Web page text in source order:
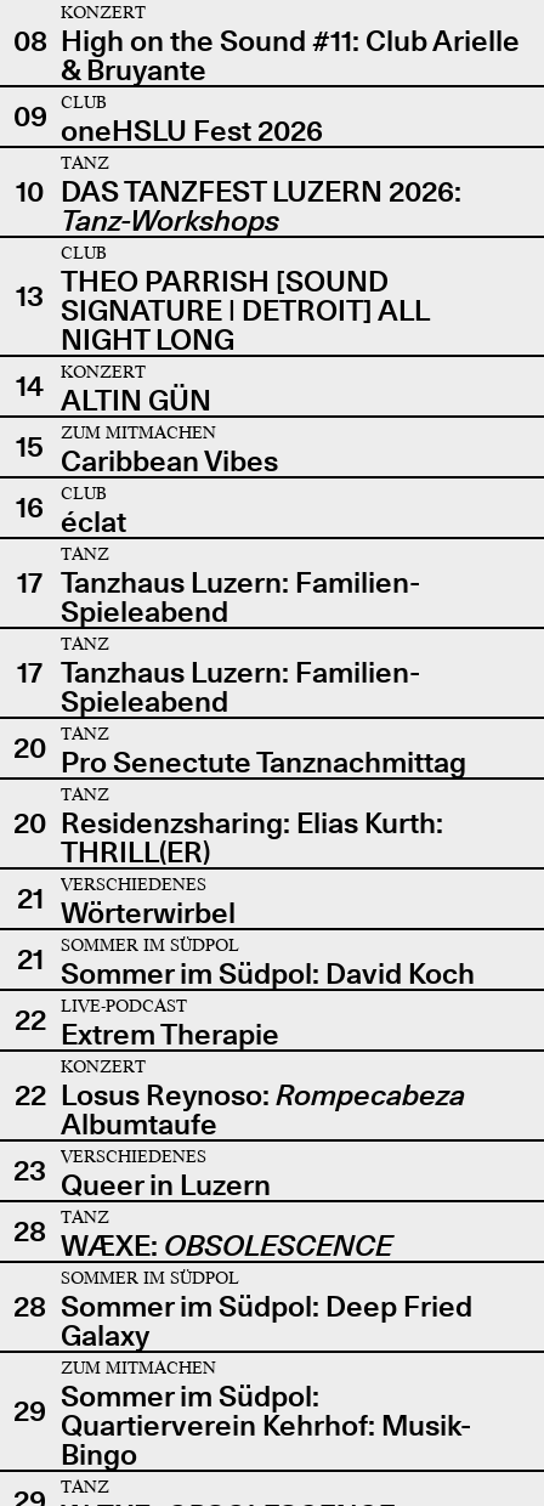
08
KONZERT
High on the Sound #11: Club Arielle
& Bruyante
09
CLUB
oneHSLU Fest 2026
10
TANZ
DAS TANZFEST LUZERN 2026:
Tanz-Workshops
13
CLUB
THEO PARRISH [SOUND
SIGNATURE | DETROIT] ALL
NIGHT LONG
14
KONZERT
ALTIN GÜN
15
ZUM MITMACHEN
Caribbean Vibes
16
CLUB
éclat
17
TANZ
Tanzhaus Luzern: Familien-
Spieleabend
17
TANZ
Tanzhaus Luzern: Familien-
Spieleabend
20
TANZ
Pro Senectute Tanznachmittag
20
TANZ
Residenzsharing: Elias Kurth:
THRILL(ER)
21
VERSCHIEDENES
Wörterwirbel
21
SOMMER IM SÜDPOL
Sommer im Südpol: David Koch
22
LIVE-PODCAST
Extrem Therapie
22
KONZERT
Losus Reynoso: Rompecabeza
Albumtaufe
23
VERSCHIEDENES
Queer in Luzern
28
TANZ
WÆXE: OBSOLESCENCE
28
SOMMER IM SÜDPOL
Sommer im Südpol: Deep Fried
Galaxy
29
ZUM MITMACHEN
Sommer im Südpol:
Quartierverein Kehrhof: Musik-
Bingo
TANZ